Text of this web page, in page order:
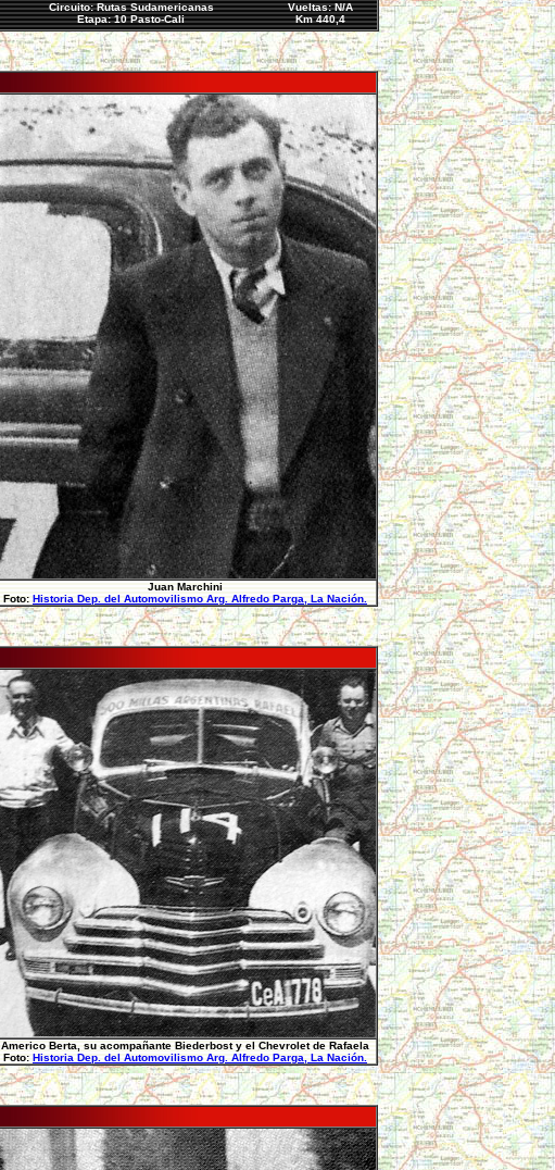
Circuito: Rutas Sudamericanas
Etapa: 10 Pasto-Cali
Vueltas: N/A
Km 440,4
Juan Marchini
Foto: Historia Dep. del Automovilismo Arg. Alfredo Parga, La Nación.
Americo Berta, su acompañante Biederbost y el Chevrolet de Rafaela
Foto: Historia Dep. del Automovilismo Arg. Alfredo Parga, La Nación.